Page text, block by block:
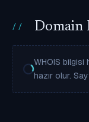
Domain
WHOIS bilgisi
hazır olur.